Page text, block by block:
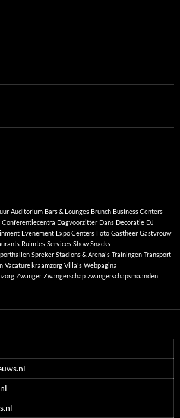
Auditorium Bars & Lounges Brunch Business Centers
Conferentiecentra Dagvoorzitter Dans Decoratie DJ
Evenement Expo Centers Foto Gastheer Gastvrouw
Ruimtes Services Show Snacks
Spreker Stadions & Arena's Trainingen Transport
Vacature kraamzorg Villa's Webpagina
Zwanger Zwangerschap zwangerschapsmaanden